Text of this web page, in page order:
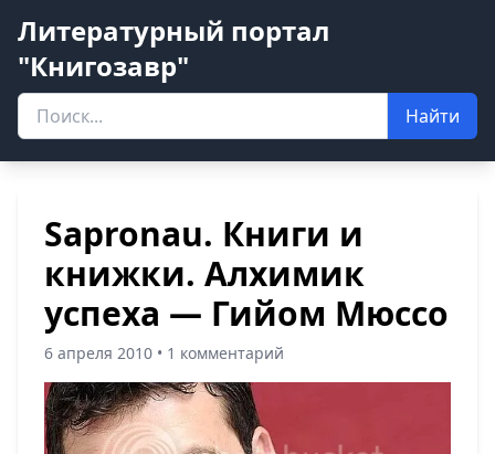
Литературный портал
"Книгозавр"
Найти
Sapronau. Книги и
книжки. Алхимик
успеха — Гийом Мюссо
6 апреля 2010 • 1 комментарий